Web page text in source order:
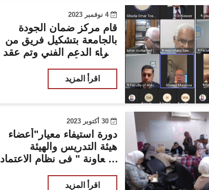
4 نوفمبر 2023
قام مركز ضمان الجودة
بالجامعة بتشكيل فريق من
خبراء الدعم الفني وتم عقد
الأطراف المعنية بكلية
الألسن
اقرأ المزيد
30 أكتوبر 2023
دورة استيفاء معيار"أعضاء
هيئة التدريس والهيئة
المعاونة " فى نظام الاعتماد
اقرأ المزيد